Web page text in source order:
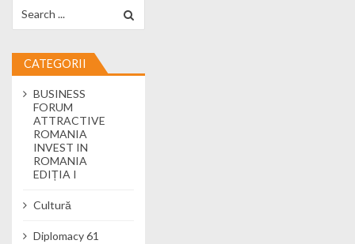
CATEGORII
BUSINESS
FORUM
ATTRACTIVE
ROMANIA
INVEST IN
ROMANIA
EDIȚIA I
Cultură
Diplomacy 61